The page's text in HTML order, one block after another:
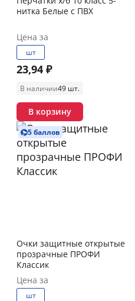
нитка Белые с ПВХ
Цена за
шт
23,94 ₽
В наличии49 шт.
В корзину
5 баллов
Очки защитные открытые
прозрачные ПРОФИ
Классик
Цена за
шт